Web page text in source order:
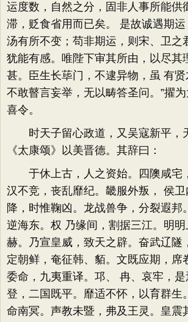
运度数，自然之分，固非人事所能供
滞，贬食省用而已矣。 是故诚遇期
汤有所不变；苟非期运，则宋、卫之
犹能有感。唯陛下审其所由，以尽其
甚。臣生长荜门，不逮异物，虽 有贤
不敢瞽言妄举，无以畴答圣问。”擢
喜令。
时天子留心政道，又吴寇新平，
《太康颂》以美晋德。其辞曰：
于休上古，人之资始。四隩咸宅
汉不竞，丧乱靡纪。畿服外叛， 侯
降，时惟鞠凶。龙战兽争，分裂遐邦
逆海东。权 乃缘间，割据三江。明
赫。乃宣皇威，致天之辟。奋武辽隧
定朝鲜，奄征韩、貊。文既应期，席
委命，九夷重译。邛、 冉、哀牢，
登，二国既平。靡适不怀，以育群生
命南冥。声教未暨，弗及王灵。皇震